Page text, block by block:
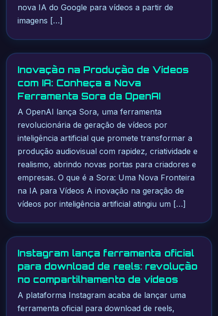
nova IA do Google para vídeos a partir de
imagens […]
Inovação na Produção de Vídeos
com IA: Conheça a Nova
Ferramenta Sora da OpenAI
A OpenAI lança Sora, uma ferramenta
revolucionária de geração de vídeos por
inteligência artificial que promete transformar a
produção audiovisual com rapidez, criatividade e
realismo, abrindo novas portas para criadores e
empresas. O que é a Sora: Uma Nova Fronteira
na IA para Vídeos A inovação na geração de
vídeos por inteligência artificial atingiu um […]
Instagram lança ferramenta oficial
para download de reels: revolução
no compartilhamento de vídeos
A plataforma Instagram acaba de lançar uma
ferramenta oficial para download de reels,